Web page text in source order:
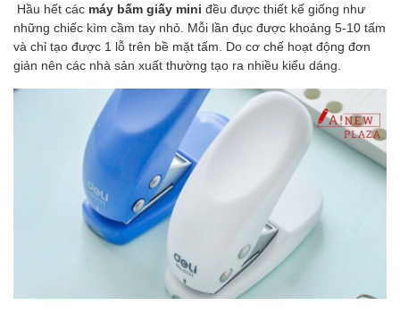
Hầu hết các máy bấm giấy mini đều được thiết kế giống như
những chiếc kìm cầm tay nhỏ. Mỗi lần đục được khoảng 5-10 tấm
và chỉ tạo được 1 lỗ trên bề mặt tấm. Do cơ chế hoạt động đơn
giản nên các nhà sản xuất thường tạo ra nhiều kiểu dáng.